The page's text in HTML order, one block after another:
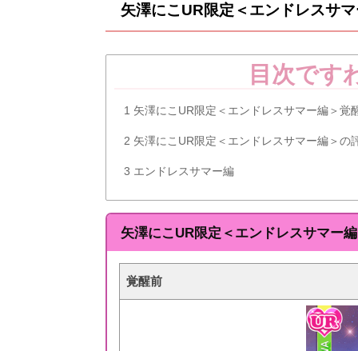
矢澤にこUR限定＜エンドレスサ
目次です
1 矢澤にこUR限定＜エンドレスサマー編＞覚
2 矢澤にこUR限定＜エンドレスサマー編＞の
3 エンドレスサマー編
矢澤にこUR限定＜エンドレスサマー
覚醒前